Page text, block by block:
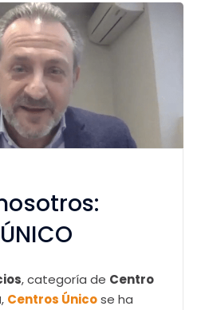
, categoría de Centro
, Centros Únicose ha